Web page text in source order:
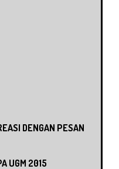
DENGAN PESAN
UGM 2015